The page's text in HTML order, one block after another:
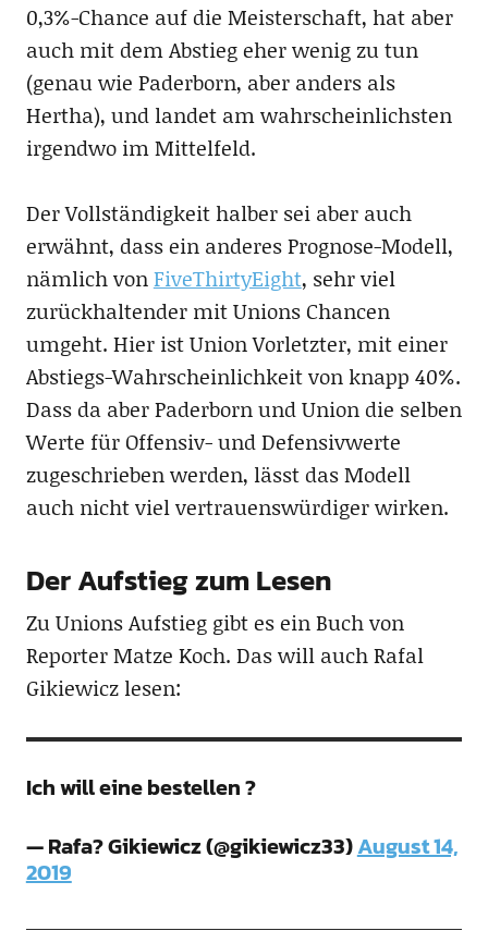
0,3%-Chance auf die Meisterschaft, hat aber
auch mit dem Abstieg eher wenig zu tun
(genau wie Paderborn, aber anders als
Hertha), und landet am wahrscheinlichsten
irgendwo im Mittelfeld.
Der Vollständigkeit halber sei aber auch
erwähnt, dass ein anderes Prognose-Modell,
nämlich vonFiveThirtyEight, sehr viel
zurückhaltender mit Unions Chancen
umgeht. Hier ist Union Vorletzter, mit einer
Abstiegs-Wahrscheinlichkeit von knapp 40%.
Dass da aber Paderborn und Union die selben
Werte für Offensiv- und Defensivwerte
zugeschrieben werden, lässt das Modell
auch nicht viel vertrauenswürdiger wirken.
Der Aufstieg zum Lesen
Zu Unions Aufstieg gibt es ein Buch von
Reporter Matze Koch. Das will auch Rafal
Gikiewicz lesen:
Ich will eine bestellen ?
— Rafa? Gikiewicz (@gikiewicz33)August 14,
2019